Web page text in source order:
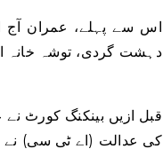
اس سے پہلے، عمران آج
دہشت گردی، توشہ خانہ
قبل ازیں بینکنگ کورٹ
کی عدالت (اے ٹی سی) نے